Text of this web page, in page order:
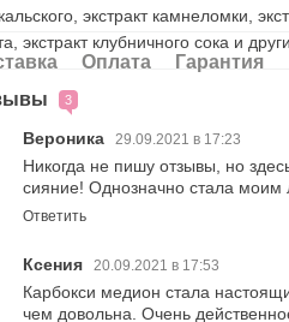
экстракт камнеломки,
экстракт клубничного сока и
Оплата
Гарантия
3
Вероника 29.09.2021 в 17:23
Никогда не пишу отзывы, но
сияние! Однозначно стала моим
Ответить
Ксения 20.09.2021 в 17:53
Карбокси медион стала
чем довольна. Очень